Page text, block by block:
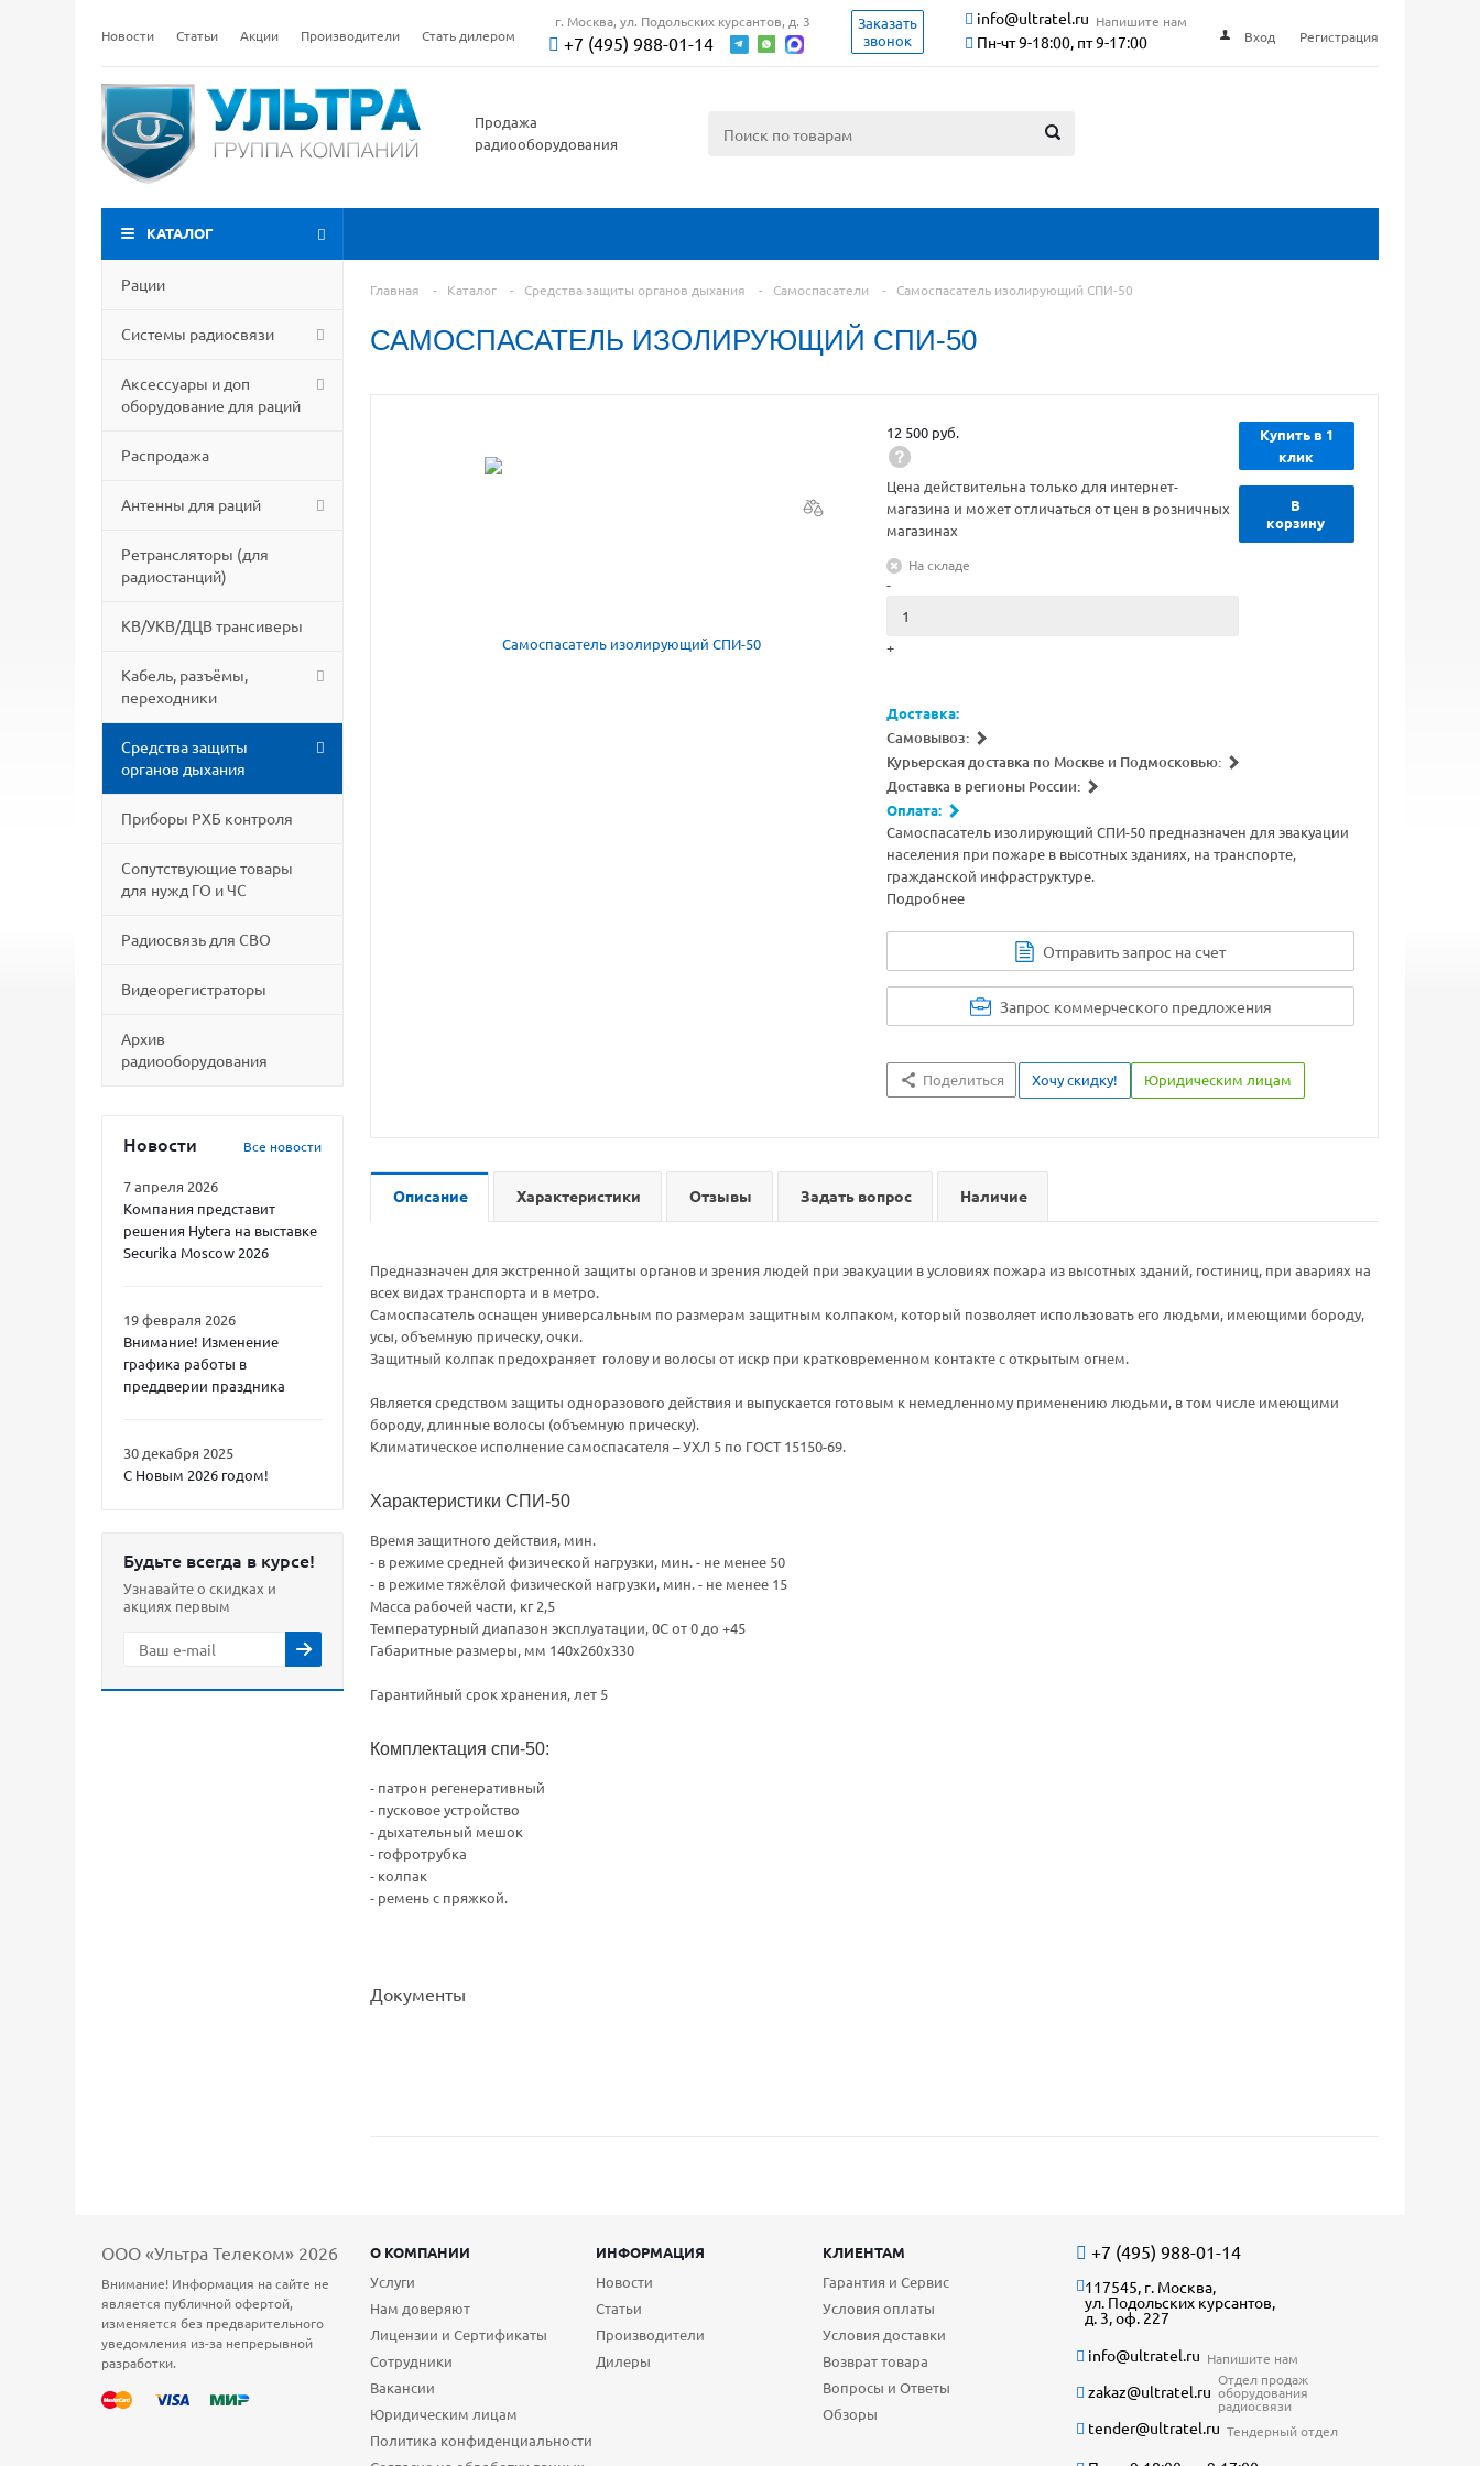
Новости Статьи Акции Производители Стать дилером
г. Москва, ул. Подольских курсантов, д. 3
+7 (495) 988-01-14
Заказать
звонок
info@ultratel.ru Напишите нам
Пн-чт 9-18:00, пт 9-17:00 Вход Регистрация
Продажа
радиооборудования
КАТАЛОГ
Рации
Системы радиосвязи
Аксессуары и доп
оборудование для раций
Распродажа
Антенны для раций
Ретрансляторы (для
радиостанций)
КВ/УКВ/ДЦВ трансиверы
Кабель, разъёмы,
переходники
Средства защиты
органов дыхания
Приборы РХБ контроля
Сопутствующие товары
для нужд ГО и ЧС
Радиосвязь для СВО
Видеорегистраторы
Архив
радиооборудования
Новости Все новости
7 апреля 2026
Компания представит
решения Hytera на выставке
Securika Moscow 2026
19 февраля 2026
Внимание! Изменение
графика работы в
преддверии праздника
30 декабря 2025
С Новым 2026 годом!
Будьте всегда в курсе!
Узнавайте о скидках и
акциях первым
Главная - Каталог - Средства защиты органов дыхания - Самоспасатели - Самоспасатель изолирующий СПИ-50
САМОСПАСАТЕЛЬ ИЗОЛИРУЮЩИЙ СПИ-50
12 500 руб.
Цена действительна только для интернет-
магазина и может отличаться от цен в розничных
магазинах
На складе
-
+
Купить в 1
клик
В
корзину
Доставка:
Самовывоз:
Курьерская доставка по Москве и Подмосковью:
Доставка в регионы России:
Оплата:
Самоспасатель изолирующий СПИ-50 предназначен для эвакуации
населения при пожаре в высотных зданиях, на транспорте,
гражданской инфраструктуре.
Подробнее
Отправить запрос на счет
Запрос коммерческого предложения
Поделиться Хочу скидку! Юридическим лицам
Описание Характеристики Отзывы Задать вопрос Наличие
Предназначен для экстренной защиты органов и зрения людей при эвакуации в условиях пожара из высотных зданий, гостиниц, при авариях на
всех видах транспорта и в метро.
Самоспасатель оснащен универсальным по размерам защитным колпаком, который позволяет использовать его людьми, имеющими бороду,
усы, объемную прическу, очки.
Защитный колпак предохраняет голову и волосы от искр при кратковременном контакте с открытым огнем.
Является средством защиты одноразового действия и выпускается готовым к немедленному применению людьми, в том числе имеющими
бороду, длинные волосы (объемную прическу).
Климатическое исполнение самоспасателя – УХЛ 5 по ГОСТ 15150-69.
Характеристики СПИ-50
Время защитного действия, мин.
- в режиме средней физической нагрузки, мин. - не менее 50
- в режиме тяжёлой физической нагрузки, мин. - не менее 15
Масса рабочей части, кг 2,5
Температурный диапазон эксплуатации, 0С от 0 до +45
Габаритные размеры, мм 140x260x330
Гарантийный срок хранения, лет 5
Комплектация спи-50:
- патрон регенеративный
- пусковое устройство
- дыхательный мешок
- гофротрубка
- колпак
- ремень с пряжкой.
Документы
ООО «Ультра Телеком» 2026
Внимание! Информация на сайте не
является публичной офертой,
изменяется без предварительного
уведомления из-за непрерывной
разработки.
О КОМПАНИИ ИНФОРМАЦИЯ
КЛИЕНТАМ
Услуги
Нам доверяют
Лицензии и Сертификаты
Сотрудники
Вакансии
Юридическим лицам
Политика конфиденциальности
Новости
Статьи
Производители
Дилеры
Гарантия и Сервис
Условия оплаты
Условия доставки
Возврат товара
Вопросы и Ответы
Обзоры
+7 (495) 988-01-14
117545, г. Москва,
ул. Подольских курсантов,
д. 3, оф. 227
info@ultratel.ru Напишите нам
zakaz@ultratel.ru
Отдел продаж
оборудования
радиосвязи
tender@ultratel.ru Тендерный отдел